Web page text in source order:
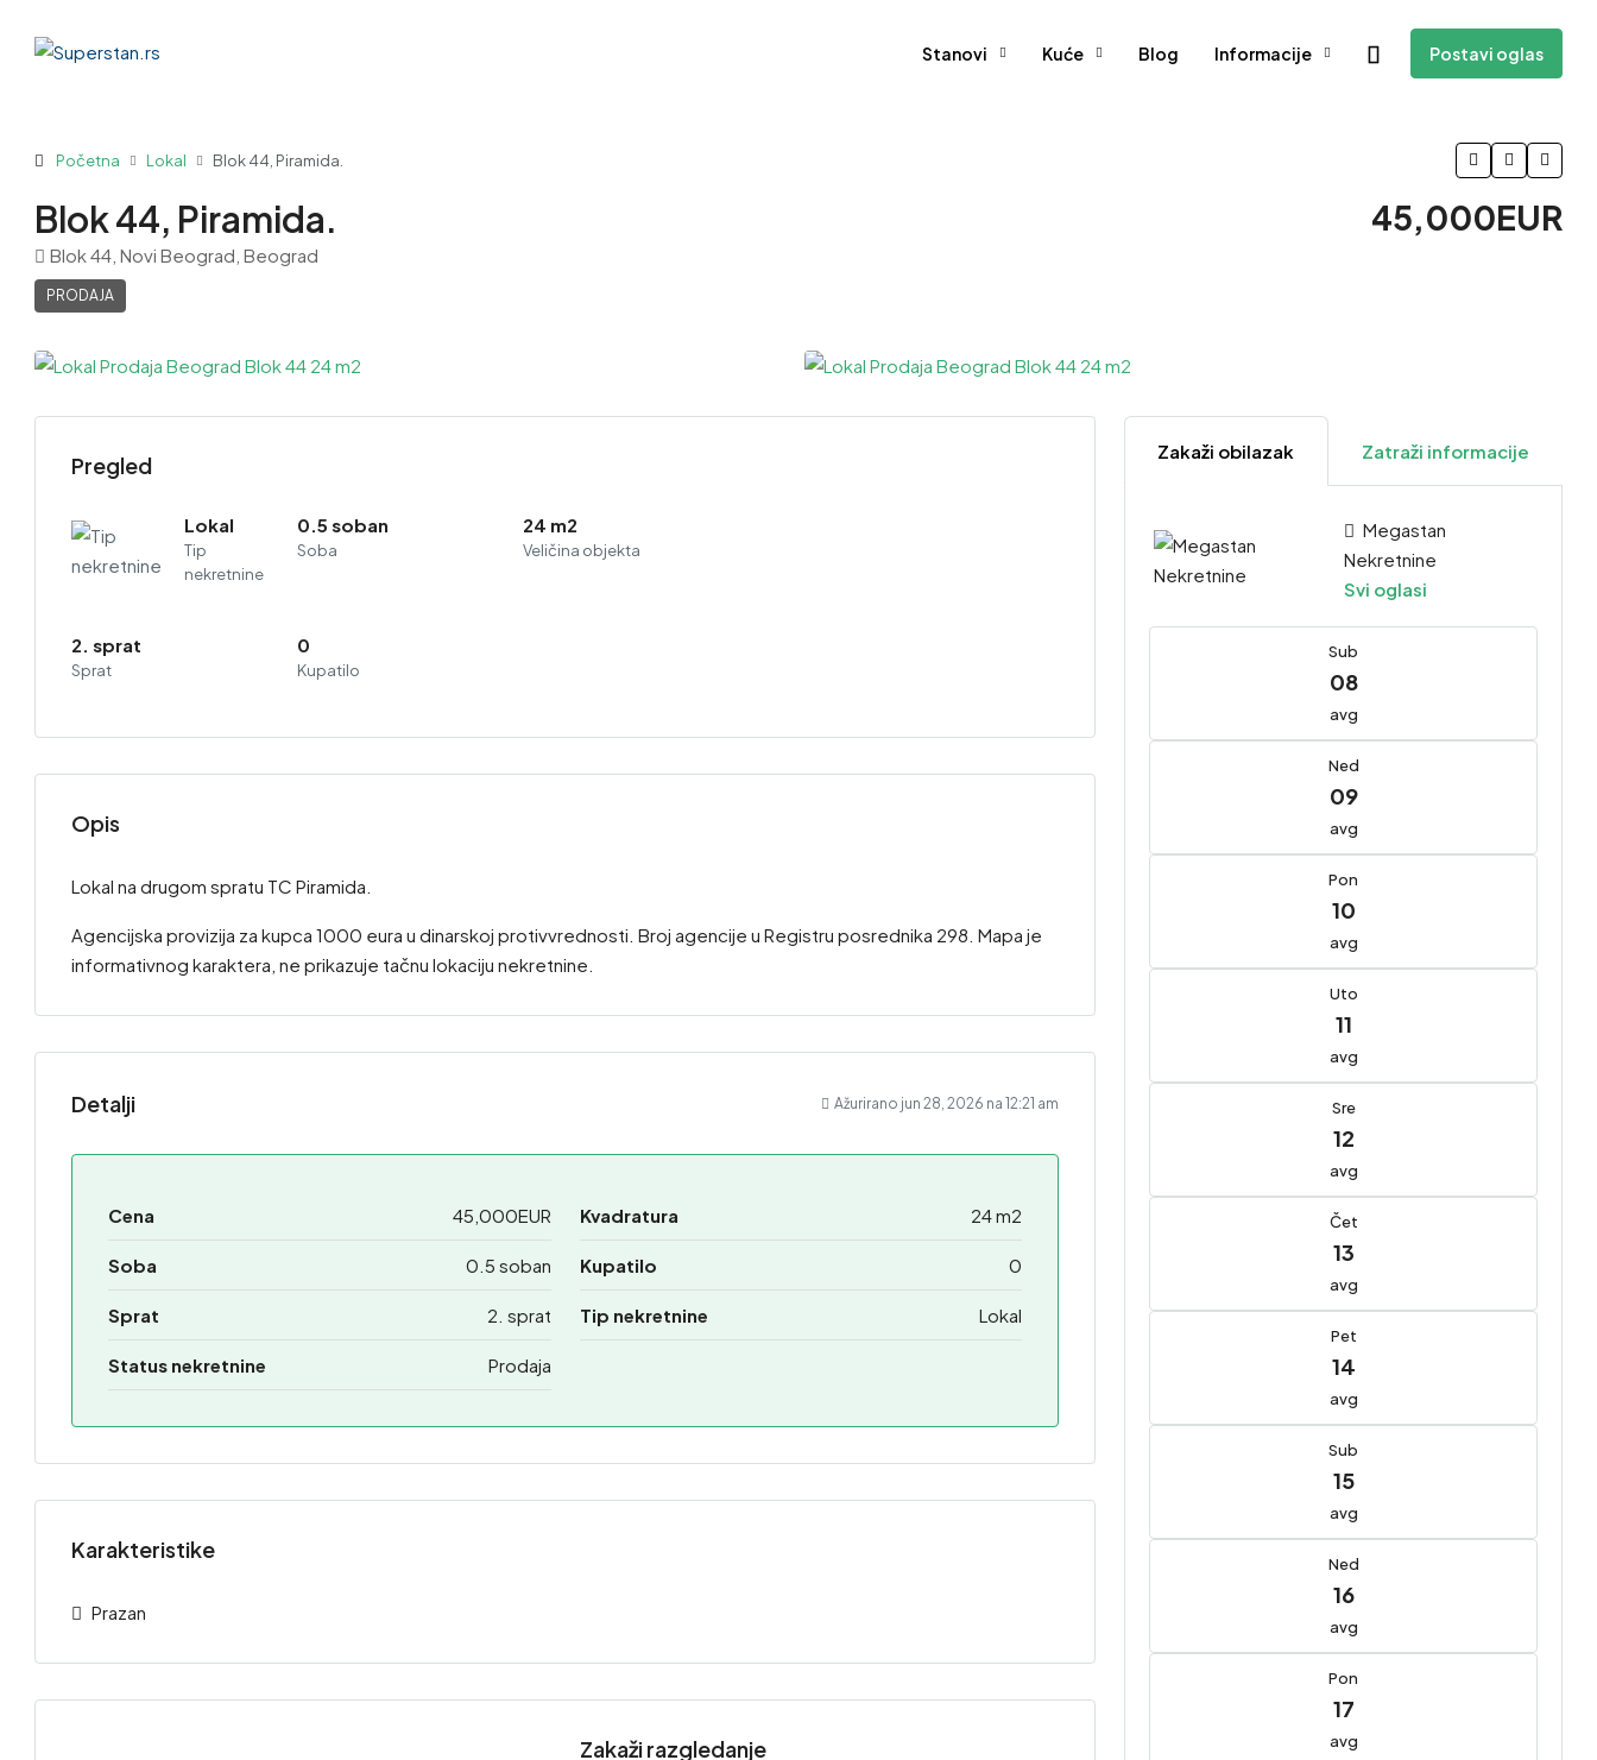
Stanovi Kuće Blog Informacije Postavi oglas
Početna Lokal Blok 44, Piramida.
Blok 44, Piramida.
Blok 44, Novi Beograd, Beograd
PRODAJA
45,000EUR
Pregled
Lokal
Tip
nekretnine
0.5 soban
Soba
24 m2
Veličina objekta
2. sprat
Sprat
0
Kupatilo
Opis
Lokal na drugom spratu TC Piramida.
Agencijska provizija za kupca 1000 eura u dinarskoj protivvrednosti. Broj agencije u Registru posrednika 298. Mapa je
informativnog karaktera, ne prikazuje tačnu lokaciju nekretnine.
Detalji Ažurirano jun 28, 2026 na 12:21 am
Cena 45,000EUR Kvadratura 24 m2
Soba 0.5 soban Kupatilo 0
Sprat 2. sprat Tip nekretnine Lokal
Status nekretnine Prodaja
Karakteristike
Prazan
Zakaži razgledanje
Zakaži obilazak Zatraži informacije
Megastan
Nekretnine
Svi oglasi
Sub
08
avg
Ned
09
avg
Pon
10
avg
Uto
11
avg
Sre
12
avg
Čet
13
avg
Pet
14
avg
Sub
15
avg
Ned
16
avg
Pon
17
avg